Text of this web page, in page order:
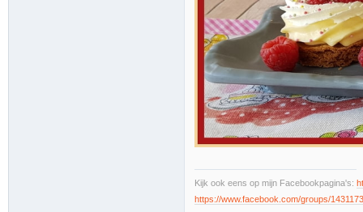
Kijk ook eens op mijn Facebookpagina's:
https://www.facebook.com/groups/